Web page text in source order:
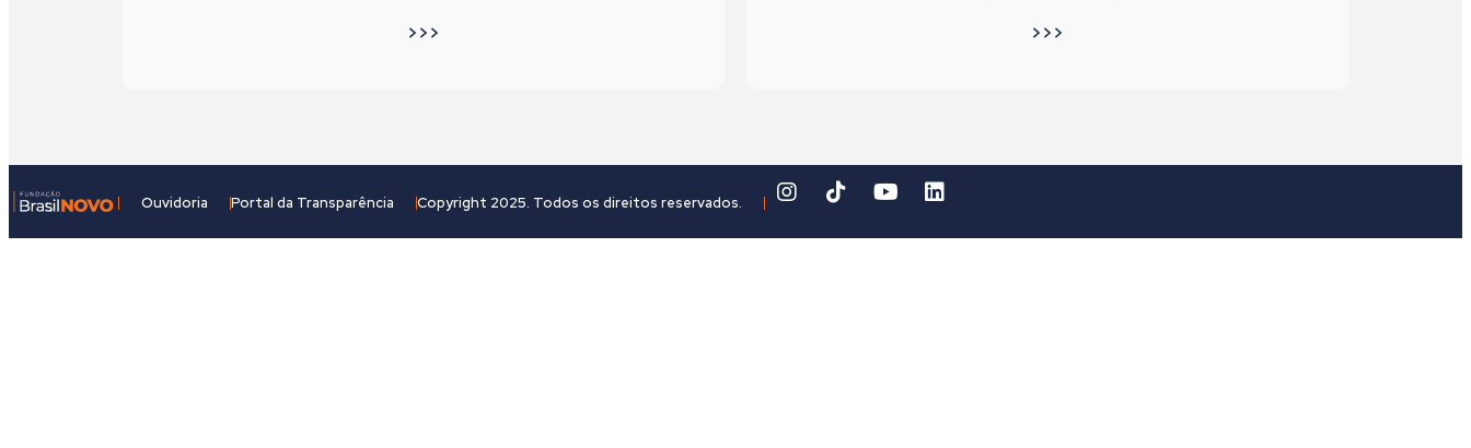
>>>
>>>
Ouvidoria Portal da Transparência Copyright 2025. Todos os direitos reservados.